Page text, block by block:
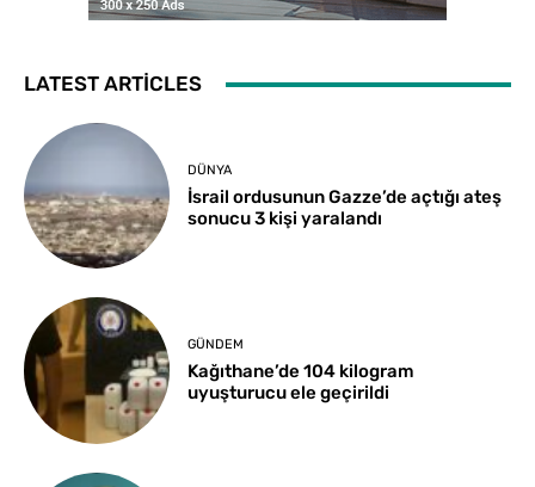
LATEST ARTICLES
DÜNYA
İsrail ordusunun Gazze’de açtığı ateş
sonucu 3 kişi yaralandı
GÜNDEM
Kağıthane’de 104 kilogram
uyuşturucu ele geçirildi